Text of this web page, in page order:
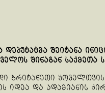
შეიტანა
შინაგან საქმეთა
ბრიტანეთი
იდეა და ადამიანის